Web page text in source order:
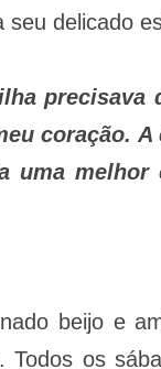
delicado
precisava
coração.
uma melhor
beijo e
os